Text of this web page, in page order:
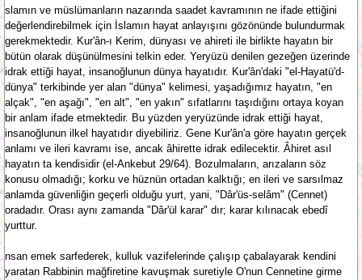
slamın ve müslümanların nazarında saadet kavramının ne ifade ettiğini
değerlendirebilmek için İslamın hayat anlayışını gözönünde bulundurmak
gerekmektedir. Kur'ân-ı Kerim, dünyası ve ahireti ile birlikte hayatın bir
bütün olarak düşünülmesini telkin eder. Yeryüzü denilen gezeğen üzerinde
idrak ettiği hayat, insanoğlunun dünya hayatıdır. Kur'ân'daki "el-Hayatü'd-
dünya" terkibinde yer alan "dünya" kelimesi, yaşadığımız hayatın, "en
alçak", "en aşağı", "en alt", "en yakın" sıfatlarını taşıdığını ortaya koyan
bir anlam ifade etmektedir. Bu yüzden yeryüzünde idrak ettiği hayat,
insanoğlunun ilkel hayatıdır diyebiliriz. Gene Kur'ân'a göre hayatın gerçek
anlamı ve ileri kavramı ise, ancak âhirette idrak edilecektir. Âhiret asıl
hayatın ta kendisidir (el-Ankebut 29/64). Bozulmaların, arızaların söz
konusu olmadığı; korku ve hüznün ortadan kalktığı; en ileri ve sarsılmaz
anlamda güvenliğin geçerli olduğu yurt, yani, "Dâr'üs-selâm" (Cennet)
oradadır. Orası aynı zamanda "Dâr'ül karar" dır; karar kılınacak ebedî
yurttur.
nsan emek sarfederek, kulluk vazifelerinde çalışıp çabalayarak kendini
yaratan Rabbinin mağfiretine kavuşmak suretiyle O'nun Cennetine girme